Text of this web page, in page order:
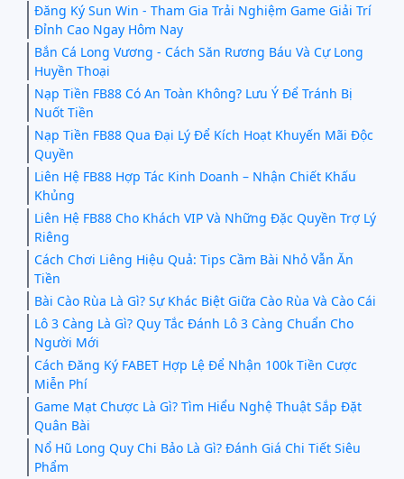
Đăng Ký Sun Win - Tham Gia Trải Nghiệm Game Giải Trí
Đỉnh Cao Ngay Hôm Nay
Bắn Cá Long Vương - Cách Săn Rương Báu Và Cự Long
Huyền Thoại
Nạp Tiền FB88 Có An Toàn Không? Lưu Ý Để Tránh Bị
Nuốt Tiền
Nạp Tiền FB88 Qua Đại Lý Để Kích Hoạt Khuyến Mãi Độc
Quyền
Liên Hệ FB88 Hợp Tác Kinh Doanh – Nhận Chiết Khấu
Khủng
Liên Hệ FB88 Cho Khách VIP Và Những Đặc Quyền Trợ Lý
Riêng
Cách Chơi Liêng Hiệu Quả: Tips Cầm Bài Nhỏ Vẫn Ăn
Tiền
Bài Cào Rùa Là Gì? Sự Khác Biệt Giữa Cào Rùa Và Cào Cái
Lô 3 Càng Là Gì? Quy Tắc Đánh Lô 3 Càng Chuẩn Cho
Người Mới
Cách Đăng Ký FABET Hợp Lệ Để Nhận 100k Tiền Cược
Miễn Phí
Game Mạt Chược Là Gì? Tìm Hiểu Nghệ Thuật Sắp Đặt
Quân Bài
Nổ Hũ Long Quy Chi Bảo Là Gì? Đánh Giá Chi Tiết Siêu
Phẩm